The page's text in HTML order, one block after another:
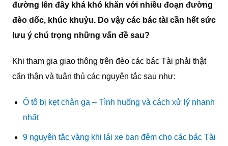
đường lên đây khá khó khăn với nhiều đoạn đường
đèo dốc, khúc khuỷu. Do vậy các bác tài cần hết sức
lưu ý chú trọng những vấn đề sau?
Khi tham gia giao thông trên đèo các bác Tài phải thật
cẩn thận và tuân thủ các nguyên tắc sau như:
Ô tô bị kẹt chân ga – Tình huống và cách xử lý nhanh
nhất
9 nguyên tắc vàng khi lái xe ban đêm cho các bác Tài